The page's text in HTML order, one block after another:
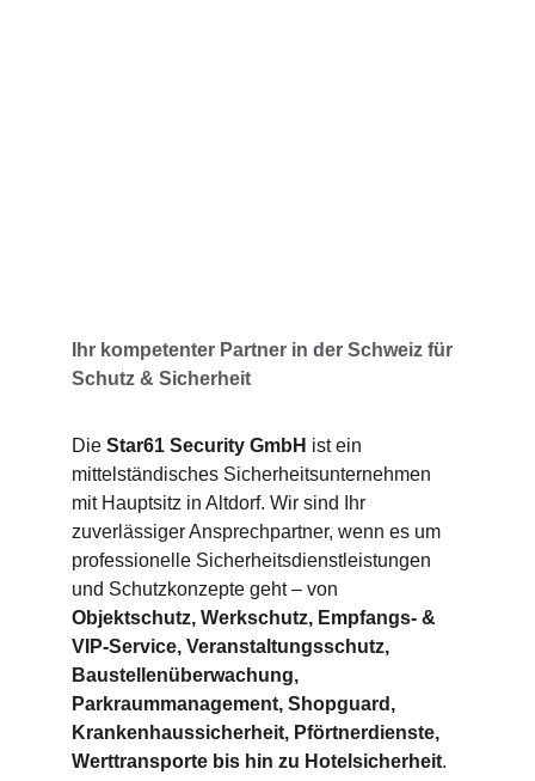
Ihr kompetenter Partner in der Schweiz für
Schutz & Sicherheit
Die Star61 Security GmbH ist ein
mittelständisches Sicherheitsunternehmen
mit Hauptsitz in Altdorf. Wir sind Ihr
zuverlässiger Ansprechpartner, wenn es um
professionelle Sicherheitsdienstleistungen
und Schutzkonzepte geht – von
Objektschutz, Werkschutz, Empfangs- &
VIP-Service, Veranstaltungsschutz,
Baustellenüberwachung,
Parkraummanagement, Shopguard,
Krankenhaussicherheit, Pförtnerdienste,
Werttransporte bis hin zu Hotelsicherheit.